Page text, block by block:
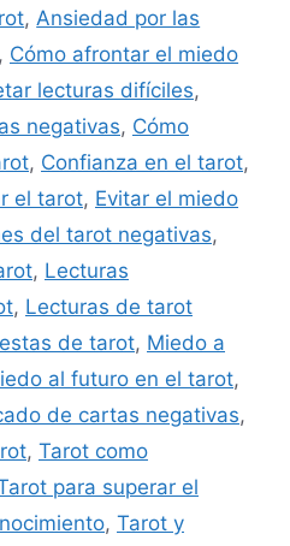
,Ansiedad por las
, Cómo afrontar el miedo
lecturas difíciles,
negativas, Cómo
, Confianza en el tarot,
el tarot, Evitar el miedo
del tarot negativas,
, Lecturas
, Lecturas de tarot
de tarot, Miedo a
al futuro en el tarot,
de cartas negativas,
, Tarot como
para superar el
, Tarot y